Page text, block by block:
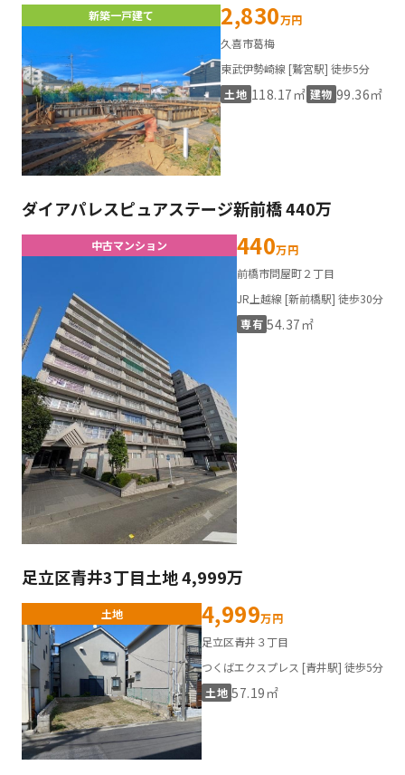
新築一戸建て 2,830万円
久喜市葛梅
東武伊勢崎線 [鷲宮駅] 徒歩5分
土地 118.17㎡ 建物 99.36㎡
ダイアパレスピュアステージ新前橋 440万
中古マンション 440万円
前橋市問屋町２丁目
JR上越線 [新前橋駅] 徒歩30分
専有 54.37㎡
足立区青井3丁目土地 4,999万
土地 4,999万円
足立区青井３丁目
つくばエクスプレス [青井駅] 徒歩5分
土地 57.19㎡